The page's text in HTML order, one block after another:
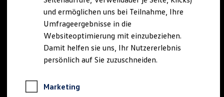
Anpfiff zum Gewinn
Elektromobilität
Elektroautos
ID. Tutorials
Elektrofahrzeugkonzepte
ID. EVERY1
Reichweite
Rekuperation
und ermöglichen uns bei Teilnahme, Ihre
Umfrageergebnisse in die
Websiteoptimierung mit einzubeziehen.
Damit helfen sie uns, Ihr Nutzererlebnis
persönlich auf Sie zuzuschneiden.
Marketing